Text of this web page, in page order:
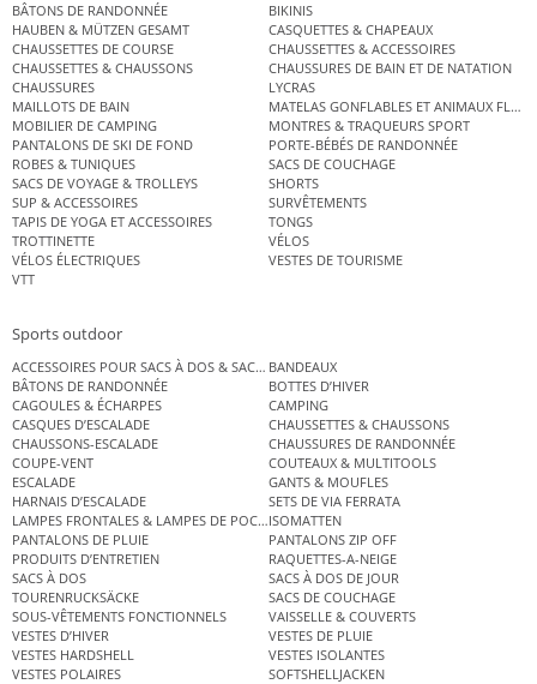
BÂTONS DE RANDONNÉE
BIKINIS
HAUBEN & MÜTZEN GESAMT
CASQUETTES & CHAPEAUX
CHAUSSETTES DE COURSE
CHAUSSETTES & ACCESSOIRES
CHAUSSETTES & CHAUSSONS
CHAUSSURES DE BAIN ET DE NATATION
CHAUSSURES
LYCRAS
MAILLOTS DE BAIN
MATELAS GONFLABLES ET ANIMAUX
MOBILIER DE CAMPING
MONTRES & TRAQUEURS SPORT
PANTALONS DE SKI DE FOND
PORTE-BÉBÉS DE RANDONNÉE
ROBES & TUNIQUES
SACS DE COUCHAGE
SACS DE VOYAGE & TROLLEYS
SHORTS
SUP & ACCESSOIRES
SURVÊTEMENTS
TAPIS DE YOGA ET ACCESSOIRES
TONGS
TROTTINETTE
VÉLOS
VÉLOS ÉLECTRIQUES
VESTES DE TOURISME
VTT
Sports outdoor
ACCESSOIRES POUR SACS À DOS & SACS ÉTANCHES
BANDEAUX
BÂTONS DE RANDONNÉE
BOTTES D’HIVER
CAGOULES & ÉCHARPES
CAMPING
CASQUES D’ESCALADE
CHAUSSETTES & CHAUSSONS
CHAUSSONS-ESCALADE
CHAUSSURES DE RANDONNÉE
COUPE-VENT
COUTEAUX & MULTITOOLS
ESCALADE
GANTS & MOUFLES
HARNAIS D’ESCALADE
SETS DE VIA FERRATA
LAMPES FRONTALES & LAMPES DE POCHEISOMATTEN
PANTALONS DE PLUIE
PANTALONS ZIP OFF
PRODUITS D’ENTRETIEN
RAQUETTES-A-NEIGE
SACS À DOS
SACS À DOS DE JOUR
TOURENRUCKSÄCKE
SACS DE COUCHAGE
SOUS-VÊTEMENTS FONCTIONNELS
VAISSELLE & COUVERTS
VESTES D’HIVER
VESTES DE PLUIE
VESTES HARDSHELL
VESTES ISOLANTES
VESTES POLAIRES
SOFTSHELLJACKEN